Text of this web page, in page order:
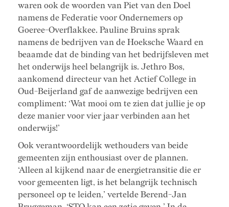
waren ook de woorden van Piet van den Doel
namens de Federatie voor Ondernemers op
Goeree-Overflakkee. Pauline Bruins sprak
namens de bedrijven van de Hoeksche Waard en
beaamde dat de binding van het bedrijfsleven met
het onderwijs heel belangrijk is. Jethro Bos,
aankomend directeur van het Actief College in
Oud-Beijerland gaf de aanwezige bedrijven een
compliment: ‘Wat mooi om te zien dat jullie je op
deze manier voor vier jaar verbinden aan het
onderwijs!’
Ook verantwoordelijk wethouders van beide
gemeenten zijn enthousiast over de plannen.
‘Alleen al kijkend naar de energietransitie die er
voor gemeenten ligt, is het belangrijk technisch
personeel op te leiden,’ vertelde Berend-Jan